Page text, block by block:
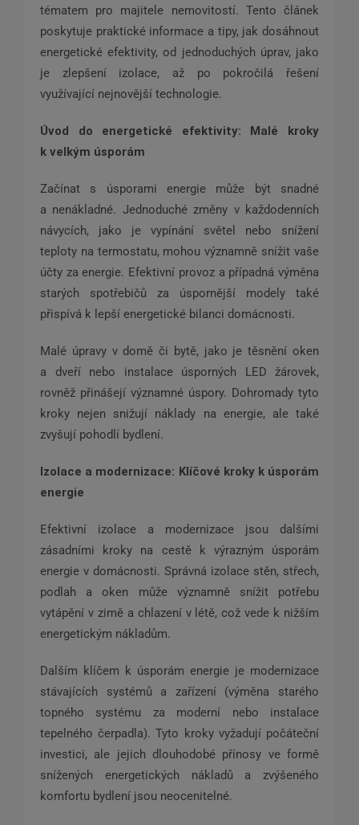
tématem pro majitele nemovitostí. Tento článek
poskytuje praktické informace a tipy, jak dosáhnout
energetické efektivity, od jednoduchých úprav, jako
je zlepšení izolace, až po pokročilá řešení
využívající nejnovější technologie.
Úvod do energetické efektivity: Malé kroky
k velkým úsporám
Začínat s úsporami energie může být snadné
a nenákladné. Jednoduché změny v každodenních
návycích, jako je vypínání světel nebo snížení
teploty na termostatu, mohou významně snížit vaše
účty za energie. Efektivní provoz a případná výměna
starých spotřebičů za úspornější modely také
přispívá k lepší energetické bilanci domácnosti.
Malé úpravy v domě či bytě, jako je těsnění oken
a dveří nebo instalace úsporných LED žárovek,
rovněž přinášejí významné úspory. Dohromady tyto
kroky nejen snižují náklady na energie, ale také
zvyšují pohodlí bydlení.
Izolace a modernizace: Klíčové kroky k úsporám
energie
Efektivní izolace a modernizace jsou dalšími
zásadními kroky na cestě k výrazným úsporám
energie v domácnosti. Správná izolace stěn, střech,
podlah a oken může významně snížit potřebu
vytápění v zimě a chlazení v létě, což vede k nižším
energetickým nákladům.
Dalším klíčem k úsporám energie je modernizace
stávajících systémů a zařízení (výměna starého
topného systému za moderní nebo instalace
tepelného čerpadla). Tyto kroky vyžadují počáteční
investici, ale jejich dlouhodobé přínosy ve formě
snížených energetických nákladů a zvýšeného
komfortu bydlení jsou neocenitelné.